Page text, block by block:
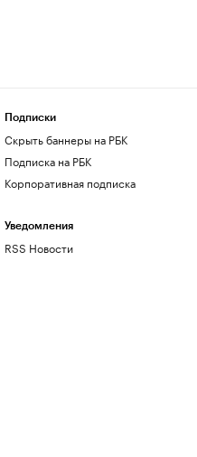
Подписки
Скрыть баннеры на РБК
Подписка на РБК
Корпоративная подписка
Уведомления
RSS Новости